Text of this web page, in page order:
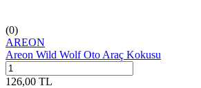
(0)
AREON
Areon Wild Wolf Oto Araç Kokusu
126,00 TL